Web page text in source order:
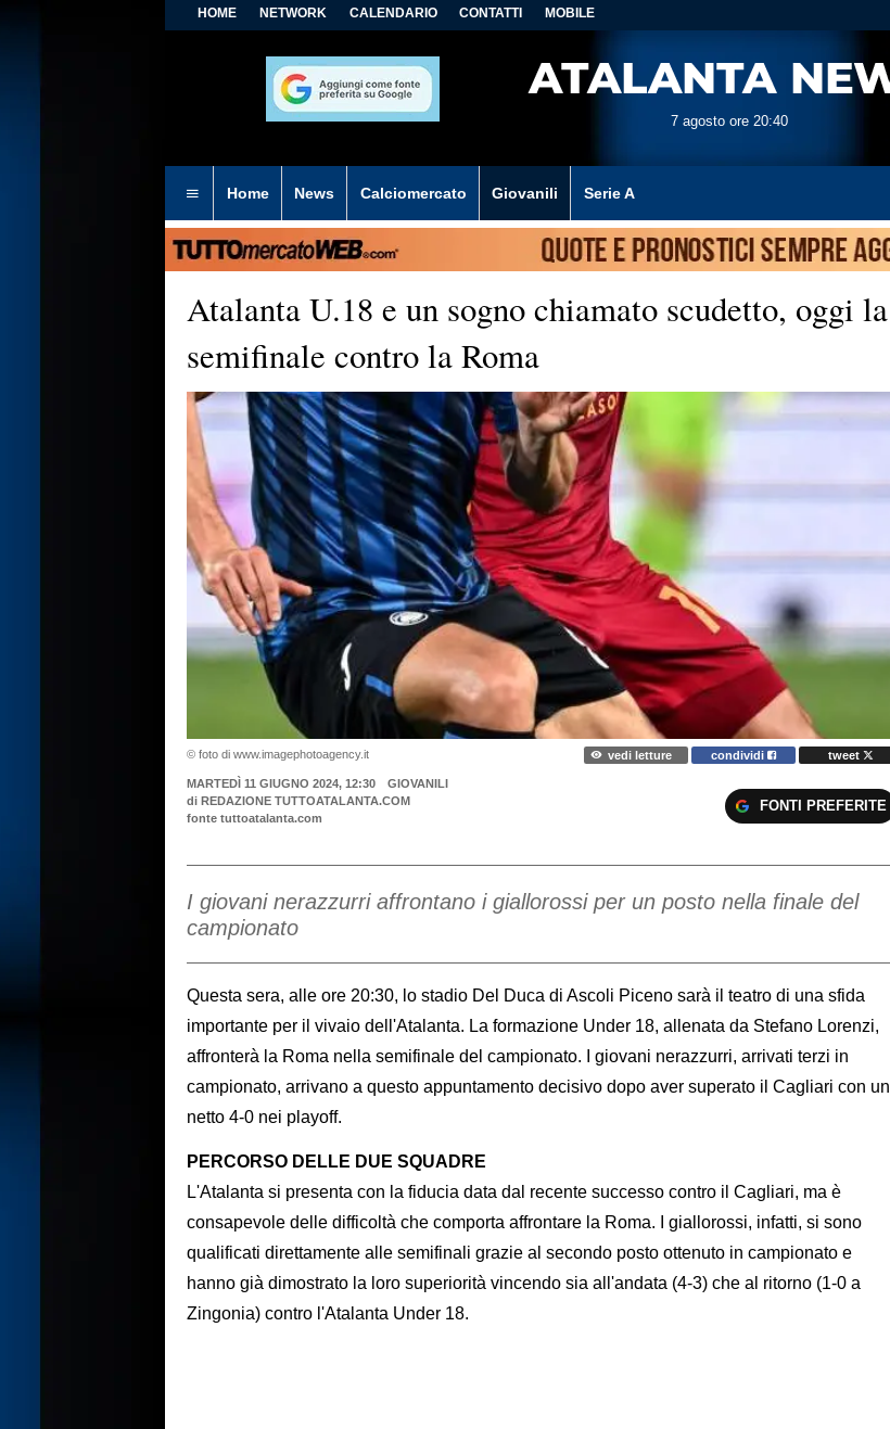
HOME NETWORK CALENDARIO CONTATTI MOBILE
7 agosto ore 20:40
Home News Calciomercato Giovanili Serie A
Atalanta U.18 e un sogno chiamato scudetto, oggi la
semifinale contro la Roma
© foto di www.imagephotoagency.it vedi letture condividi tweet
MARTEDÌ 11 GIUGNO 2024, 12:30
GIOVANILI
di REDAZIONE TUTTOATALANTA.COM
fonte tuttoatalanta.com
FONTI PREFERITE
I giovani nerazzurri affrontano i giallorossi per un posto nella finale del
campionato
Questa sera, alle ore 20:30, lo stadio Del Duca di Ascoli Piceno sarà il teatro di una sfida
importante per il vivaio dell'Atalanta. La formazione Under 18, allenata da Stefano Lorenzi,
affronterà la Roma nella semifinale del campionato. I giovani nerazzurri, arrivati terzi in
campionato, arrivano a questo appuntamento decisivo dopo aver superato il Cagliari con un
netto 4-0 nei playoff.
PERCORSO DELLE DUE SQUADRE
L'Atalanta si presenta con la fiducia data dal recente successo contro il Cagliari, ma è
consapevole delle difficoltà che comporta affrontare la Roma. I giallorossi, infatti, si sono
qualificati direttamente alle semifinali grazie al secondo posto ottenuto in campionato e
hanno già dimostrato la loro superiorità vincendo sia all'andata (4-3) che al ritorno (1-0 a
Zingonia) contro l'Atalanta Under 18.